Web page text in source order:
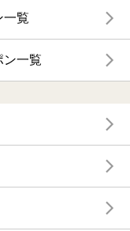
一覧
ン一覧